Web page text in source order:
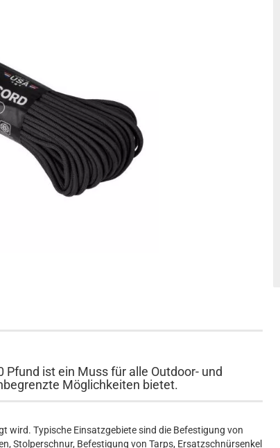
ist ein Muss für alle Outdoor- und
Möglichkeiten bietet.
wird. Typische Einsatzgebiete sind die Befestigung von
Stolperschnur, Befestigung von Tarps, Ersatzschnürsenkel